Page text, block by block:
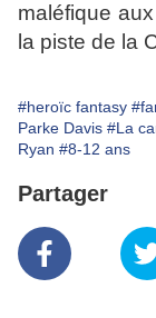
maléfique
la piste de la
#heroïc fantasy
Parke Davis #La
Ryan #8-12 ans
Partager